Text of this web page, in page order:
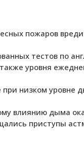
пожаров
тестов по
уровня
низком
влиянию дыма
приступы